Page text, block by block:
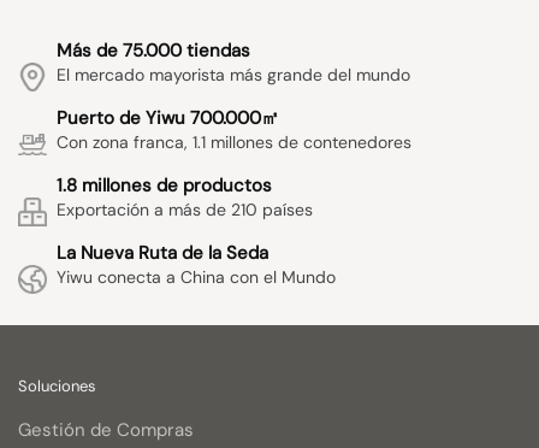
Más de 75.000 tiendas
El mercado mayorista más grande del mundo
Puerto de Yiwu 700.000㎡
Con zona franca, 1.1 millones de contenedores
1.8 millones de productos
Exportación a más de 210 países
La Nueva Ruta de la Seda
Yiwu conecta a China con el Mundo
Soluciones
Gestión de Compras